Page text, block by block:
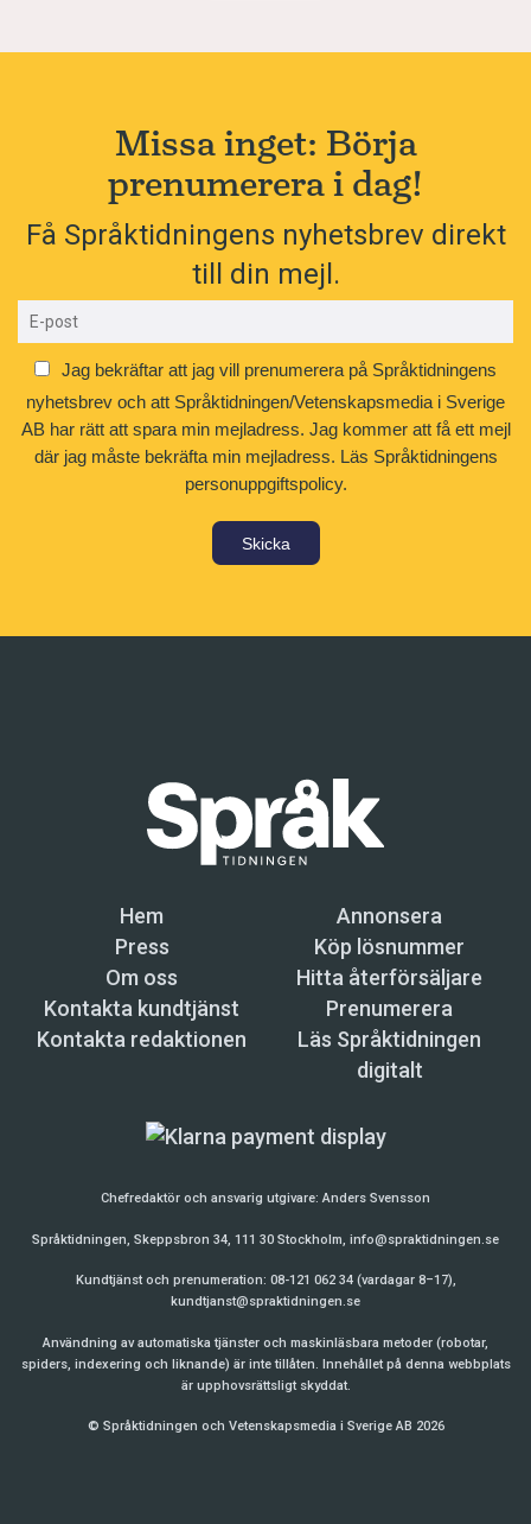
Missa inget: Börja
prenumerera i dag!
Få Språktidningens nyhetsbrev direkt
till din mejl.
Jag bekräftar att jag vill prenumerera på Språktidningens
nyhetsbrev och att Språktidningen/Vetenskapsmedia i Sverige
AB har rätt att spara min mejladress. Jag kommer att få ett mejl
där jag måste bekräfta min mejladress. Läs Språktidningens
personuppgiftspolicy.
Skicka
Hem
Annonsera
Press
Köp lösnummer
Om oss
Hitta återförsäljare
Kontakta kundtjänst
Prenumerera
Kontakta redaktionen
Läs Språktidningen
digitalt
Chefredaktör och ansvarig utgivare:Anders Svensson
Språktidningen, Skeppsbron 34, 111 30 Stockholm, info@spraktidningen.se
Kundtjänst och prenumeration: 08-121 062 34 (vardagar 8–17),
kundtjanst@spraktidningen.se
Användning av automatiska tjänster och maskinläsbara metoder (robotar,
spiders, indexering och liknande) är inte tillåten. Innehållet på denna webbplats
är upphovsrättsligt skyddat.
© Språktidningen och Vetenskapsmedia i Sverige AB 2026